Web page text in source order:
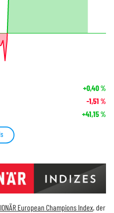
+0,40%
-1,51 %
+41,15%
European Champions Index, der